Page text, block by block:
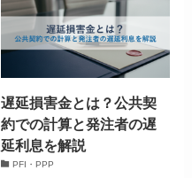
遅延損害金とは？公共契
約での計算と発注者の遅
延利息を解説
PFI・PPP